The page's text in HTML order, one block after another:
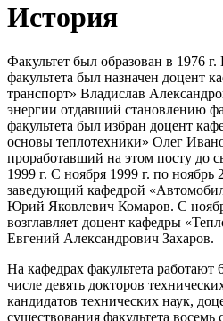
История
Факультет был образован в 1976
факультета был назначен доцент
транспорт» Владислав
энергии отдавший становлению
факультета был избран доцент
основы теплотехники» Олег
проработавший на этом посту до
1999 г. С ноября 1999 г. по ноябрь
заведующий кафедрой
Юрий Яковлевич Комаров. С
возглавляет доцент кафедры
Евгений Александрович Захаров.
На кафедрах факультета работают
числе девять докторов
кандидатов технических наук,
существования факультета